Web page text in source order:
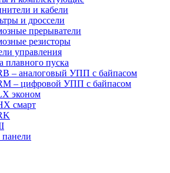
и кабели
и дроссели
прерыватели
резисторы
управления
плавного пуска
– аналоговый УПП с байпасом
– цифровой УПП с байпасом
эконом
смарт